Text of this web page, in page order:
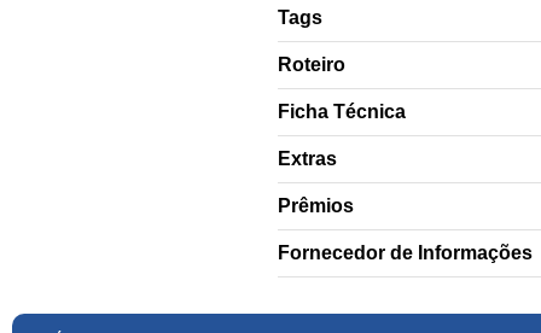
Tags
Roteiro
Ficha Técnica
Extras
Prêmios
Fornecedor de Informações